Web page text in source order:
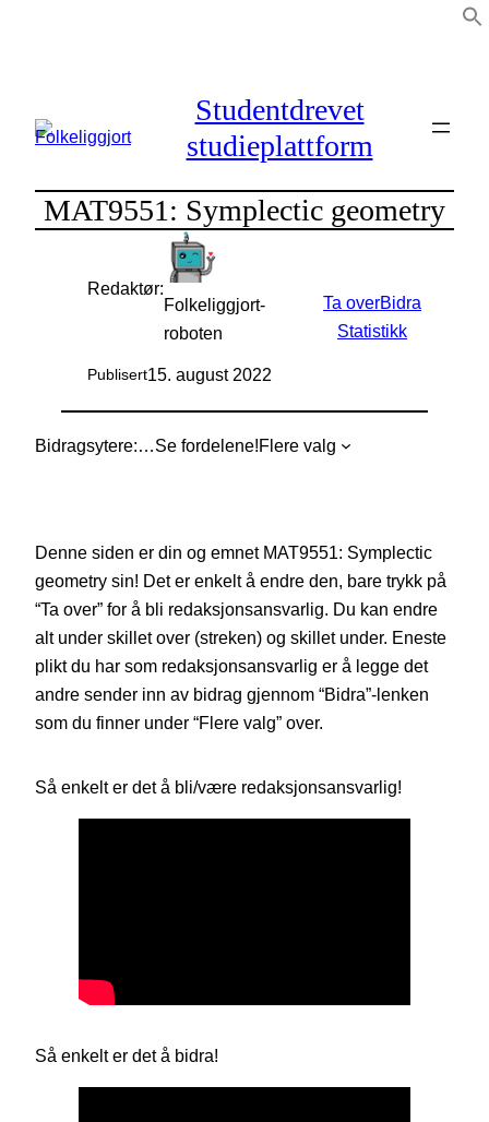
Studentdrevet
studieplattform
MAT9551: Symplectic geometry
Redaktør:
Folkeliggjort-
roboten
Publisert15. august 2022
Ta overBidra
Statistikk
Bidragsytere: Se fordelene!Flere valg
Denne siden er din og emnet MAT9551: Symplectic
geometry sin! Det er enkelt å endre den, bare trykk på
“Ta over” for å bli redaksjonsansvarlig. Du kan endre
alt under skillet over (streken) og skillet under. Eneste
plikt du har som redaksjonsansvarlig er å legge det
andre sender inn av bidrag gjennom “Bidra”-lenken
som du finner under “Flere valg” over.
Så enkelt er det å bli/være redaksjonsansvarlig!
Så enkelt er det å bidra!